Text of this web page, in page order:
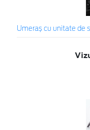
Umeraș cu unitate de